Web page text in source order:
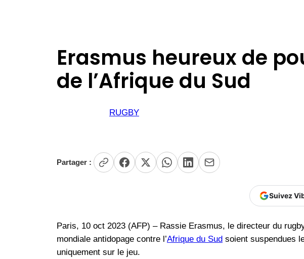
Erasmus heureux de
de l’Afrique du Sud
RUGBY
Partager :
Suivez
Paris, 10 oct 2023 (AFP) – Rassie Erasmus, le directeur du
mondiale antidopage contre l’Afrique du Sud soient suspendues
uniquement sur le jeu.